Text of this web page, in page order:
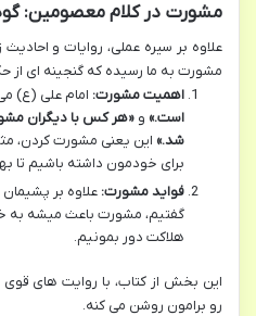
مشورت در کلام معصومین:
علاوه بر سیره عملی، روایات و
مشورت به ما رسیده که گنجینه ای از
اهمیت مشورت: امام علی (ع)
است.» و «هر کس با دیگران
شد.» این یعنی مشورت کردن،
برای خودمون داشته باشیم تا
فواید مشورت: علاوه بر
گفتیم، مشورت باعث میشه به
هلاکت دور بمونیم.
این بخش از کتاب، با روایت های قوی
رو برامون روشن می کنه.